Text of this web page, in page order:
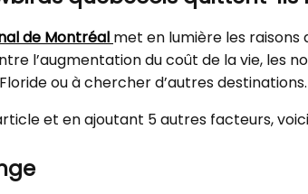
de Montréal met en lumière les raisons
l’augmentation du coût de la vie, les
ou à chercher d’autres destinations.
et en ajoutant 5 autres facteurs,